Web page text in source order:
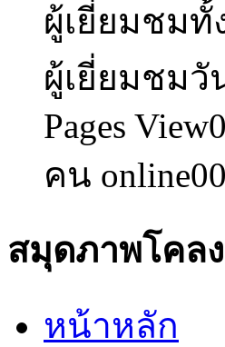
ผู้เยี่ยมชมทั้
ผู้เยี่ยมชมวั
Pages View
คน online
สมุดภาพโคล
หน้าหลัก